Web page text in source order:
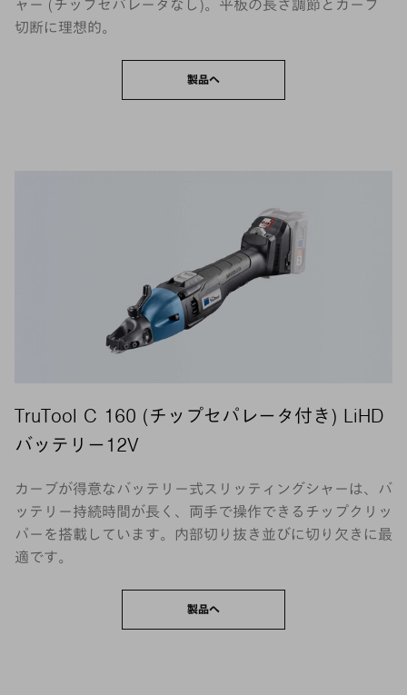
ャー (チップセパレータなし)。平板の長さ調節とカーブ
切断に理想的。
製品へ
TruTool C 160 (チップセパレータ付き) LiHD
バッテリー12V
カーブが得意なバッテリー式スリッティングシャーは、バ
ッテリー持続時間が長く、両手で操作できるチップクリッ
パーを搭載しています。内部切り抜き並びに切り欠きに最
適です。
製品へ